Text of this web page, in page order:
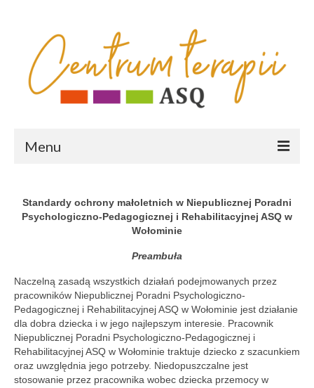
Menu
OFERTA
diagnozy psychologiczno-pedagogiczne
komunikacja alternatywna i wspomagająca
AAC
terapia SI
Standardy ochrony małoletnich w Niepublicznej Poradni
Psychologiczno-Pedagogicznej i Rehabilitacyjnej ASQ w
Wołominie
Preambuła
Naczelną zasadą wszystkich działań podejmowanych przez
pracowników Niepublicznej Poradni Psychologiczno-
Pedagogicznej i Rehabilitacyjnej ASQ w Wołominie jest działanie
dla dobra dziecka i w jego najlepszym interesie. Pracownik
Niepublicznej Poradni Psychologiczno-Pedagogicznej i
Rehabilitacyjnej ASQ w Wołominie traktuje dziecko z szacunkiem
oraz uwzględnia jego potrzeby. Niedopuszczalne jest
stosowanie przez pracownika wobec dziecka przemocy w